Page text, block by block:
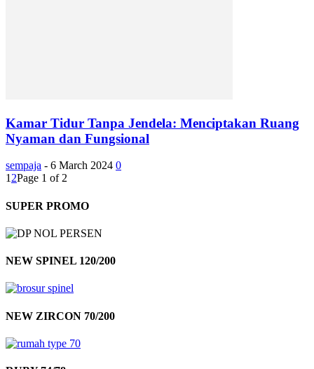
Kamar Tidur Tanpa Jendela: Menciptakan Ruang
Nyaman dan Fungsional
sempaja - 6 March 2024 0
1 2Page 1 of 2
SUPER PROMO
NEW SPINEL 120/200
NEW ZIRCON 70/200